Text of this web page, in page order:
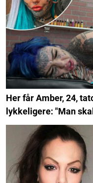
Her får Amber, 24,
lykkeligere: "Man